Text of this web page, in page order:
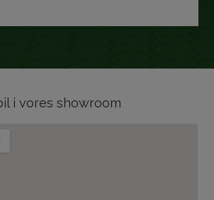
i vores showroom